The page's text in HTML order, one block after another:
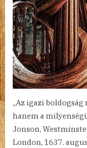
„Az igazi
hanem a
Jonson,
London, 1637.